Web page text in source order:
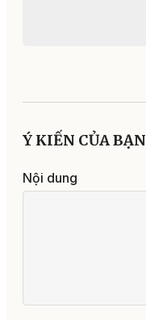
Ý KIẾN CỦA BẠN
Nội dung